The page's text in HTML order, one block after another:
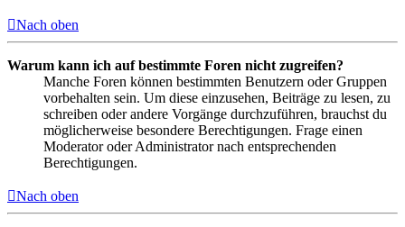
Nach oben
Warum kann ich auf bestimmte Foren nicht zugreifen?
Manche Foren können bestimmten Benutzern oder Gruppen
vorbehalten sein. Um diese einzusehen, Beiträge zu lesen, zu
schreiben oder andere Vorgänge durchzuführen, brauchst du
möglicherweise besondere Berechtigungen. Frage einen
Moderator oder Administrator nach entsprechenden
Berechtigungen.
Nach oben